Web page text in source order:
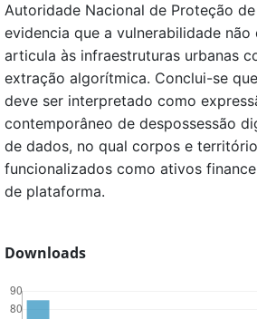
Autoridade Nacional de Proteção
evidencia que a vulnerabilidade não
articula às infraestruturas urbanas
extração algorítmica. Conclui-se
deve ser interpretado como
contemporâneo de despossessão
de dados, no qual corpos e
funcionalizados como ativos
de plataforma.
Downloads